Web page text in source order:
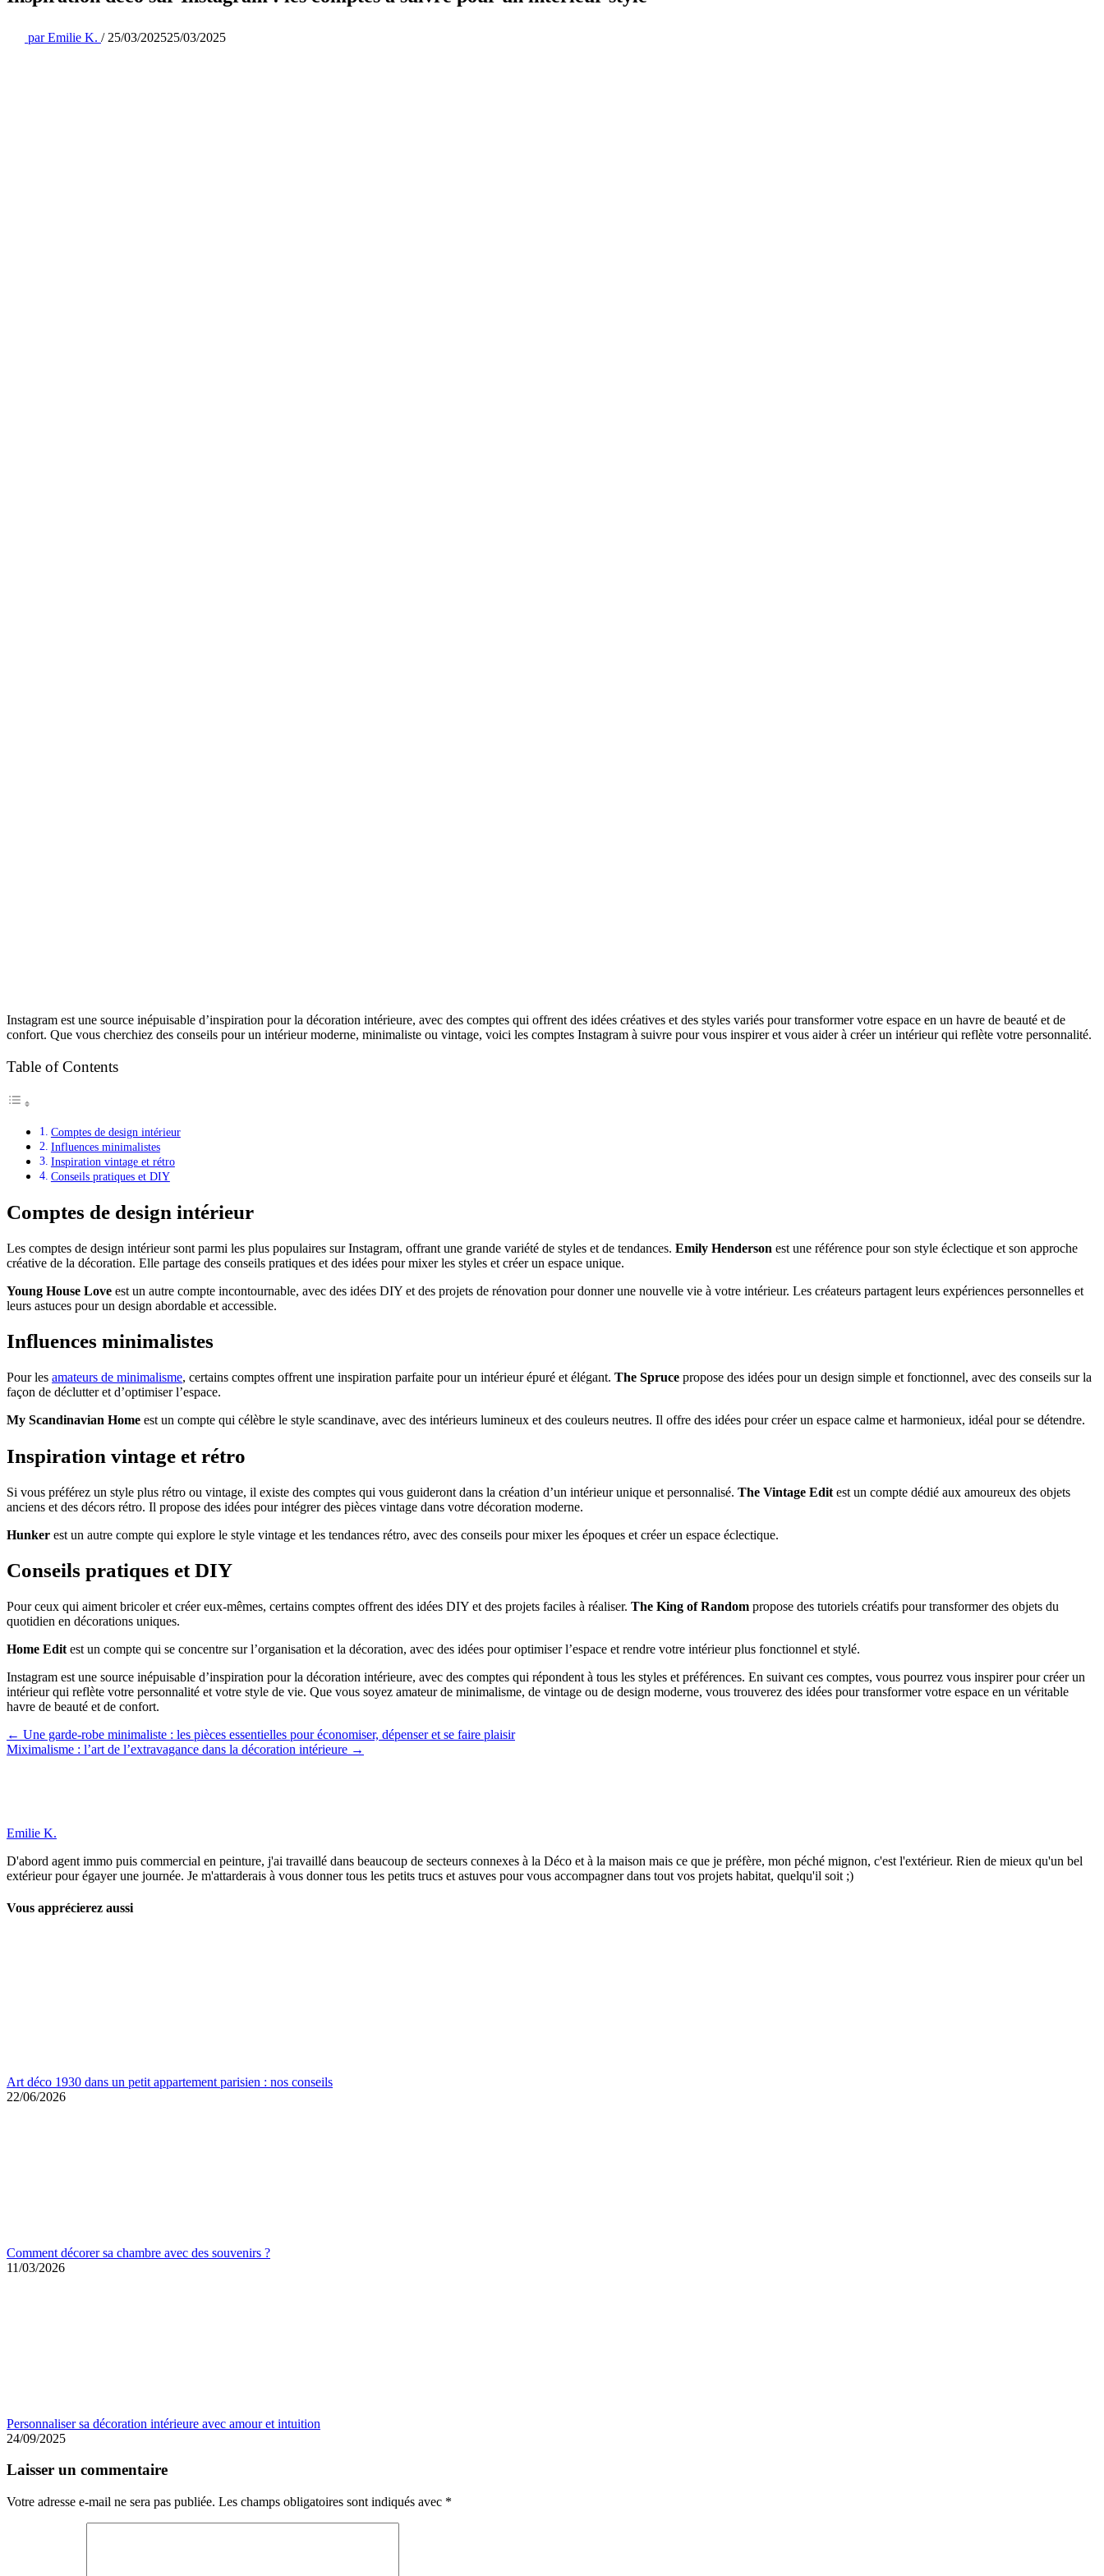
parEmilie K. / 25/03/202525/03/2025
Instagram est une source inépuisable d’inspiration pour la décoration intérieure, avec des comptes qui offrent des idées créatives et des styles variés pour transformer votre espace en un havre de beauté et de
confort. Que vous cherchiez des conseils pour un intérieur moderne, minimaliste ou vintage, voici les comptes Instagram à suivre pour vous inspirer et vous aider à créer un intérieur qui reflète votre personnalité.
Table of Contents
Comptes de design intérieur
Influences minimalistes
Inspiration vintage et rétro
Conseils pratiques et DIY
Comptes de design intérieur
Les comptes de design intérieur sont parmi les plus populaires sur Instagram, offrant une grande variété de styles et de tendances. Emily Henderson est une référence pour son style éclectique et son approche
créative de la décoration. Elle partage des conseils pratiques et des idées pour mixer les styles et créer un espace unique.
Young House Love est un autre compte incontournable, avec des idées DIY et des projets de rénovation pour donner une nouvelle vie à votre intérieur. Les créateurs partagent leurs expériences personnelles et
leurs astuces pour un design abordable et accessible.
Influences minimalistes
Pour les amateurs de minimalisme, certains comptes offrent une inspiration parfaite pour un intérieur épuré et élégant. The Spruce propose des idées pour un design simple et fonctionnel, avec des conseils sur la
façon de déclutter et d’optimiser l’espace.
My Scandinavian Home est un compte qui célèbre le style scandinave, avec des intérieurs lumineux et des couleurs neutres. Il offre des idées pour créer un espace calme et harmonieux, idéal pour se détendre.
Inspiration vintage et rétro
Si vous préférez un style plus rétro ou vintage, il existe des comptes qui vous guideront dans la création d’un intérieur unique et personnalisé. The Vintage Edit est un compte dédié aux amoureux des objets
anciens et des décors rétro. Il propose des idées pour intégrer des pièces vintage dans votre décoration moderne.
Hunker est un autre compte qui explore le style vintage et les tendances rétro, avec des conseils pour mixer les époques et créer un espace éclectique.
Conseils pratiques et DIY
Pour ceux qui aiment bricoler et créer eux-mêmes, certains comptes offrent des idées DIY et des projets faciles à réaliser. The King of Random propose des tutoriels créatifs pour transformer des objets du
quotidien en décorations uniques.
Home Edit est un compte qui se concentre sur l’organisation et la décoration, avec des idées pour optimiser l’espace et rendre votre intérieur plus fonctionnel et stylé.
Instagram est une source inépuisable d’inspiration pour la décoration intérieure, avec des comptes qui répondent à tous les styles et préférences. En suivant ces comptes, vous pourrez vous inspirer pour créer un
intérieur qui reflète votre personnalité et votre style de vie. Que vous soyez amateur de minimalisme, de vintage ou de design moderne, vous trouverez des idées pour transformer votre espace en un véritable
havre de beauté et de confort.
Navigation
de
← Une garde-robe minimaliste : les pièces essentielles pour économiser, dépenser et se faire plaisir
Miximalisme : l’art de l’extravagance dans la décoration intérieure →
Emilie K.
D'abord agent immo puis commercial en peinture, j'ai travaillé dans beaucoup de secteurs connexes à la Déco et à la maison mais ce que je préfère, mon péché mignon, c'est l'extérieur. Rien de mieux qu'un bel
extérieur pour égayer une journée. Je m'attarderais à vous donner tous les petits trucs et astuves pour vous accompagner dans tout vos projets habitat, quelqu'il soit ;)
Vous apprécierez aussi
Art déco 1930 dans un petit appartement parisien : nos conseils
22/06/2026
Comment décorer sa chambre avec des souvenirs ?
11/03/2026
Personnaliser sa décoration intérieure avec amour et intuition
24/09/2025
Laisser un commentaire
Votre adresse e-mail ne sera pas publiée. Les champs obligatoires sont indiqués avec *